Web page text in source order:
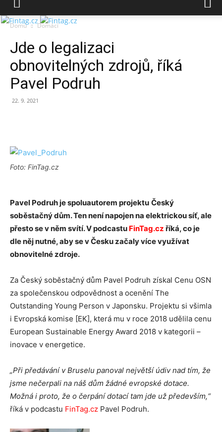
Domů Domácí
Jde o legalizaci
obnovitelných zdrojů, říká
Pavel Podruh
22. 9. 2021
Foto: FinTag.cz
Pavel Podruh je spoluautorem projektu Český
soběstačný dům. Ten není napojen na elektrickou síť, ale
přesto se v něm svítí.V podcastu FinTag.cz říká, co je
dle něj nutné, aby se v Česku začaly více využívat
obnovitelné zdroje.
Za Český soběstačný dům Pavel Podruh získal Cenu OSN
za společenskou odpovědnost a ocenění The
Outstanding Young Person v Japonsku. Projektu si všimla
i Evropská komise [EK], která mu v roce 2018 udělila cenu
European Sustainable Energy Award 2018 v kategorii –
inovace v energetice.
„Při předávání v Bruselu panoval největší údiv nad tím, že
jsme nečerpali na náš dům žádné evropské dotace.
Možná i proto, že o čerpání dotací tam jde už především,“
říká v podcastu FinTag.cz Pavel Podruh.